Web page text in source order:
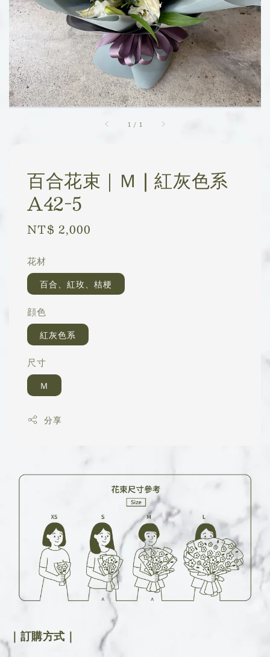
1 / 1
百合花束｜Ｍ | 紅灰色系
A42-5
Regular
NT$ 2,000
花材
百合、紅玫、桔梗
顔色
紅灰色系
尺寸
Ｍ
分享
｜訂購方式｜